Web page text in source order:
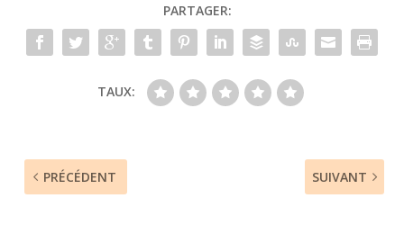
PARTAGER:
TAUX:
PRÉCÉDENT SUIVANT